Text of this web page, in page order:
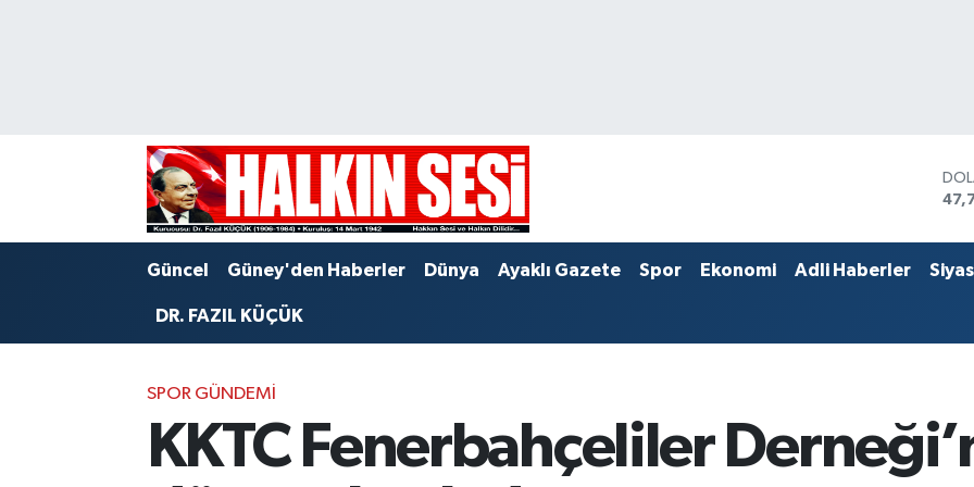
Güncel Güney'den Haberler Dünya Ayaklı Gazete Spor Ekonomi Adli Haberler
DR. FAZIL KÜÇÜK
SPOR GÜNDEMI
KKTC Fenerbahçeliler
Trafik Durumu
Puan Durumu ve Fikstür